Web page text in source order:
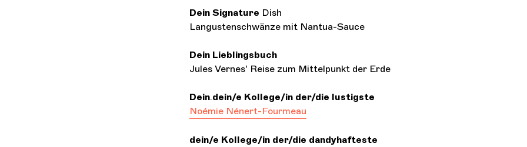
Dein Signature Dish
Langustenschwänze mit Nantua-Sauce
Dein Lieblingsbuch
Jules Vernes' Reise zum Mittelpunkt der Erde
Dein.dein/e Kollege/in der/die lustigste
Noémie Nénert-Fourmeau
dein/e Kollege/in der/die dandyhafteste